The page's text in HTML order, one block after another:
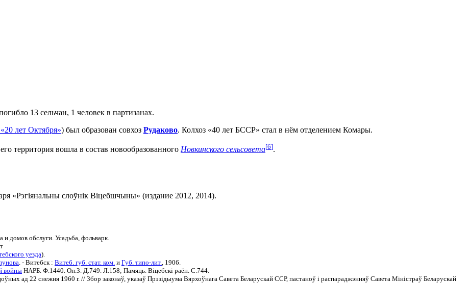
13 сельчан, 1 человек в партизанах.
лет Октября») был образован совхоз Рудаково. Колхоз «40 лет БССР» стал в нём отделением Комары.
территория вошла в состав новообразованного Новкинского сельсовета[6].
«Рэгіянальны слоўнік Віцебшчыны» (издание 2012, 2014).
домов обслуги. Усадьба, фольварк.
уезда).
. - Витебск : Витеб. губ. стат. ком. и Губ. типо-лит., 1906.
войны НАРБ. Ф.1440. Оп.3. Д.749. Л.158; Памяць. Вiцебскi раён. С.744.
ад 22 снежня 1960 г. // Збор законаў, указаў Прэзідыума Вярхоўнага Савета Беларускай ССР, пастаноў і распараджэнняў Савета Міністраў Беларускай